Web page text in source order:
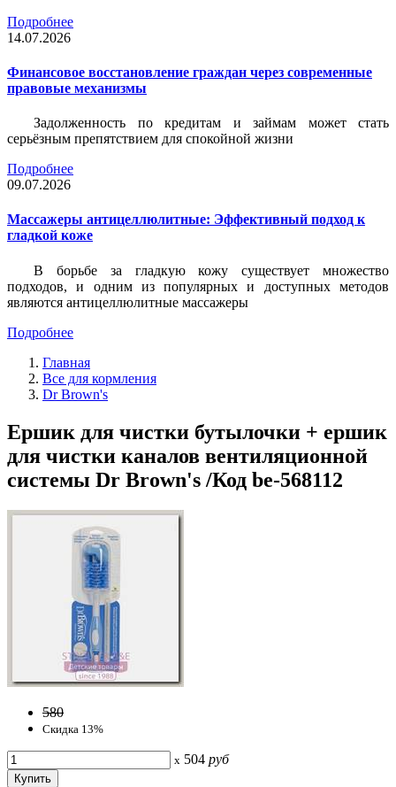
Подробнее
14.07.2026
Финансовое восстановление граждан через современные
правовые механизмы
Задолженность по кредитам и займам может стать
серьёзным препятствием для спокойной жизни
Подробнее
09.07.2026
Массажеры антицеллюлитные: Эффективный подход к
гладкой коже
В борьбе за гладкую кожу существует множество
подходов, и одним из популярных и доступных методов
являются антицеллюлитные массажеры
Подробнее
Главная
Все для кормления
Dr Brown's
Ершик для чистки бутылочки + ершик
для чистки каналов вентиляционной
системы Dr Brown's /Код be-568112
580
Скидка 13%
x 504 руб